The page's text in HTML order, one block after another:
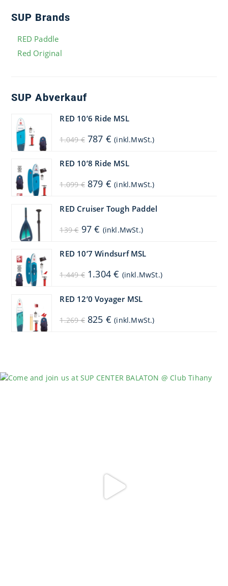
SUP Brands
RED Paddle
Red Original
SUP Abverkauf
RED 10’6 Ride MSL
1.049€ Ursprünglicher
Preis
1.049 €
787 € Aktueller
Preis
(inkl.MwSt.)
RED 10’8 Ride MSL
1.099€ Ursprünglicher
Preis
1.099 €
879 € Aktueller
Preis
879 €.
(inkl.MwSt.)
RED Cruiser Tough Paddel
139€ Ursprünglicher
Preis
97€ Aktueller
Preis
97 €.
(inkl.MwSt.)
RED 10’7 Windsurf MSL
1.449€ Ursprünglicher
Preis
1.304€ Aktueller
Preis
(inkl.MwSt.)
RED 12’0 Voyager MSL
1.269€ Ursprünglicher
Preis
825 € Aktueller
Preis
(inkl.MwSt.)